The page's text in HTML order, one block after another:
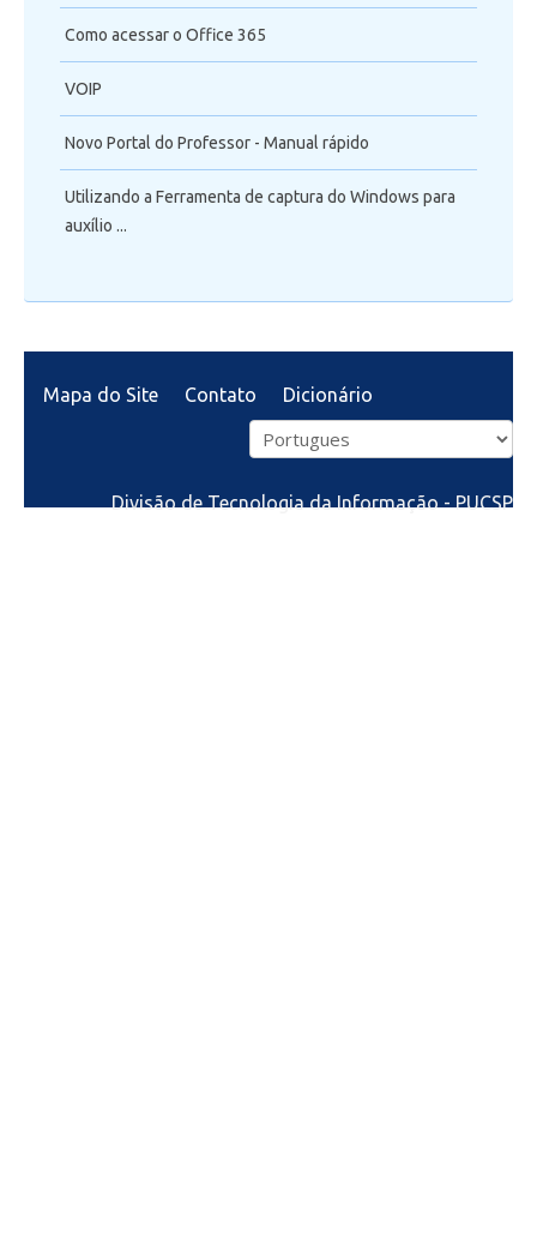
Como acessar o Office 365
VOIP
Novo Portal do Professor - Manual rápido
Utilizando a Ferramenta de captura do Windows para
auxílio ...
Mapa do Site Contato Dicionário
Divisão de Tecnologia da Informação - PUCSP